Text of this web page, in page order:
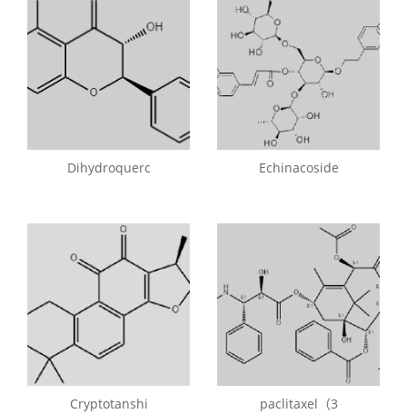
Dihydroquerc Echinacoside
Cryptotanshi paclitaxel（3